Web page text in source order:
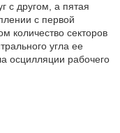
с другом, а пятая
с первой
количество секторов
угла ее
осцилляции рабочего